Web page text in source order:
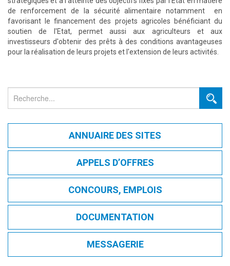
de renforcement de la sécurité alimentaire notamment en
favorisant le financement des projets agricoles bénéficiant du
soutien de l'Etat, permet aussi aux agriculteurs et aux
investisseurs d'obtenir des prêts à des conditions avantageuses
pour la réalisation de leurs projets et l'extension de leurs activités.
ANNUAIRE DES SITES
APPELS D’OFFRES
CONCOURS, EMPLOIS
DOCUMENTATION
MESSAGERIE